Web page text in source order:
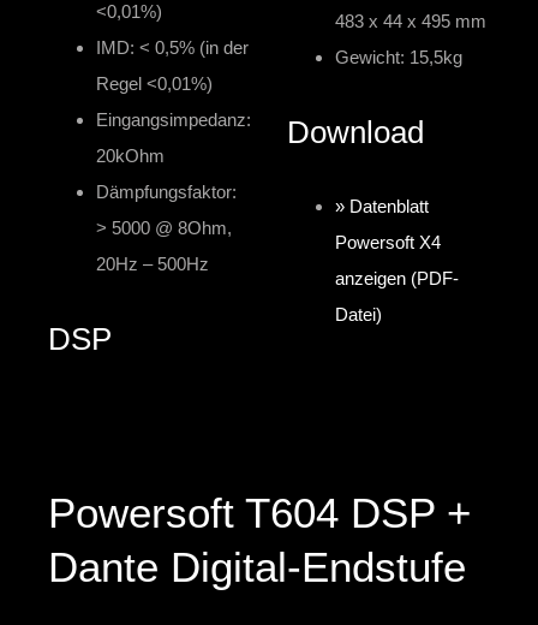
<0,01%)
IMD: < 0,5% (in der
Regel <0,01%)
Eingangsimpedanz:
20kOhm
Dämpfungsfaktor:
> 5000 @ 8Ohm,
20Hz – 500Hz
DSP
483 x 44 x 495 mm
Gewicht: 15,5kg
Download
» Datenblatt
Powersoft X4
anzeigen (PDF-
Datei)
Powersoft T604 DSP +
Dante Digital-Endstufe